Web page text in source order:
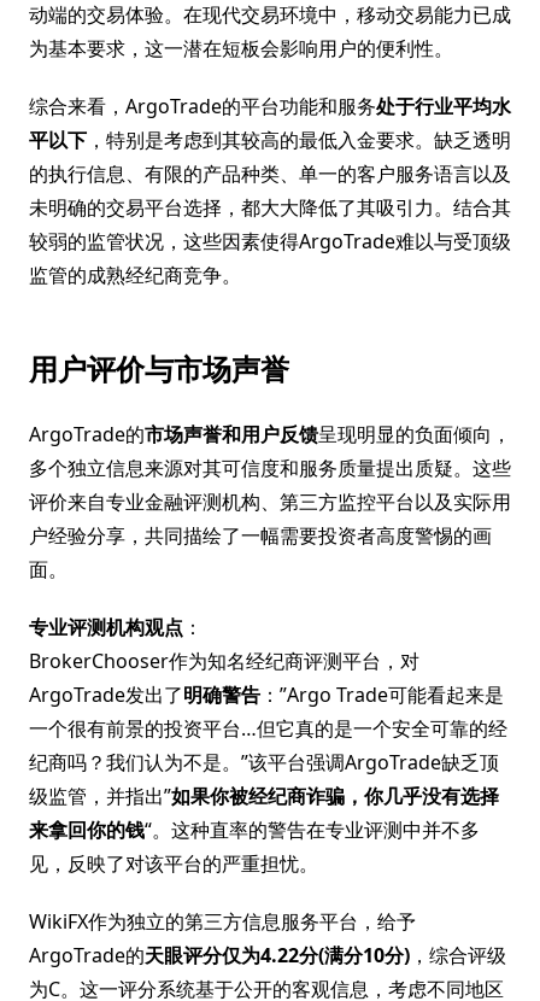
动端的交易体验。在现代交易环境中，移动交易能力已成
为基本要求，这一潜在短板会影响用户的便利性。
综合来看，ArgoTrade的平台功能和服务处于行业平均水
平以下 ，特别是考虑到其较高的最低入金要求。缺乏透明
的执行信息、有限的产品种类、单一的客户服务语言以及
未明确的交易平台选择，都大大降低了其吸引力。结合其
较弱的监管状况，这些因素使得ArgoTrade难以与受顶级
监管的成熟经纪商竞争。
用户评价与市场声誉
ArgoTrade的市场声誉和用户反馈呈现明显的负面倾向，
多个独立信息来源对其可信度和服务质量提出质疑。这些
评价来自专业金融评测机构、第三方监控平台以及实际用
户经验分享，共同描绘了一幅需要投资者高度警惕的画
面。
专业评测机构观点 ：
BrokerChooser作为知名经纪商评测平台，对
ArgoTrade发出了明确警告 ：”Argo Trade可能看起来是
一个很有前景的投资平台…但它真的是一个安全可靠的经
纪商吗？我们认为不是。”该平台强调ArgoTrade缺乏顶
级监管，并指出”如果你被经纪商诈骗，你几乎没有选择
来拿回你的钱“。这种直率的警告在专业评测中并不多
见，反映了对该平台的严重担忧。
WikiFX作为独立的第三方信息服务平台，给予
ArgoTrade的天眼评分仅为4.22分(满分10分) ，综合评级
为C。这一评分系统基于公开的客观信息，考虑不同地区